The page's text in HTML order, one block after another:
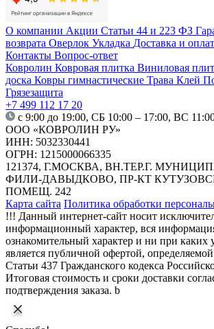
О компании Акции Статьи 44 и 223 ФЗ
возврата Оверлок Укладка Доставка и
Контакты Вопрос-ответ
Ковролин Ковровая плитка Виниловая
доска Ковры гимнастические Трава Клей
Грязезащита
+7 499 112 17 20
с 9:00 до 19:00, СБ 10:00 – 17:00, ВС
ООО «КОВРОЛИН РУ»
ИНН: 5032330441
ОГРН: 1215000066335
121374, Г.МОСКВА, ВН.ТЕР.Г.
ФИЛИ-ДАВЫДКОВО, ПР-КТ
ПОМЕЩ. 242
Карта сайта Политика обработки
!!! Данный интернет-сайт носит
информационный характер, вся
ознакомительный характер и ни при каких
является публичной офертой,
Статьи 437 Гражданского кодекса
Итоговая стоимость и сроки доставки
подтверждения заказа. b